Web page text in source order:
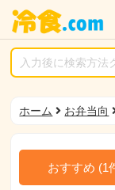
ホーム お弁当向
おすすめ (1